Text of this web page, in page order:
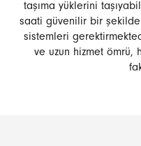
taşıma yüklerini
saati güvenilir bir
sistemleri
ve uzun hizmet ömrü,